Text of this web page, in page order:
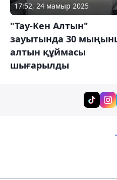
17:52, 24 мамыр 2025
"Тау-Кен Алтын"
зауытында 30
алтын құймасы
шығарылды